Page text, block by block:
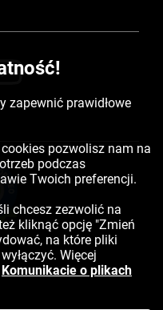
zapewnić prawidłowe
pozwolisz nam na
podczas
Twoich preferencji.
chcesz zezwolić na
kliknąć opcję "Zmień
na które pliki
Więcej
Komunikacie o plikach